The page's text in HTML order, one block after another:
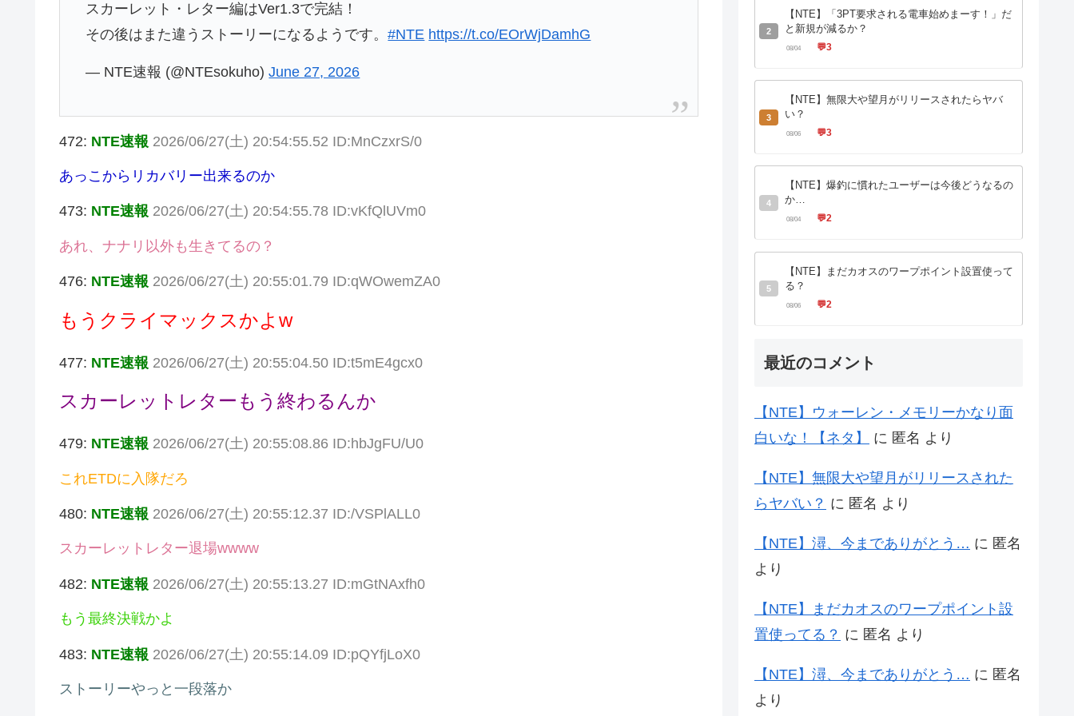
スカーレット・レター編はVer1.3で完結！
その後はまた違うストーリーになるようです。#NTE https://t.co/EOrWjDamhG
— NTE速報 (@NTEsokuho)June 27, 2026
472: NTE速報 2026/06/27(土) 20:54:55.52 ID:MnCzxrS/0
あっこからリカバリー出来るのか
473: NTE速報 2026/06/27(土) 20:54:55.78 ID:vKfQlUVm0
あれ、ナナリ以外も生きてるの？
476: NTE速報 2026/06/27(土) 20:55:01.79 ID:qWOwemZA0
もうクライマックスかよw
477: NTE速報 2026/06/27(土) 20:55:04.50 ID:t5mE4gcx0
スカーレットレターもう終わるんか
479: NTE速報 2026/06/27(土) 20:55:08.86 ID:hbJgFU/U0
これETDに入隊だろ
480: NTE速報 2026/06/27(土) 20:55:12.37 ID:/VSPlALL0
スカーレットレター退場wwww
482: NTE速報 2026/06/27(土) 20:55:13.27 ID:mGtNAxfh0
もう最終決戦かよ
483: NTE速報 2026/06/27(土) 20:55:14.09 ID:pQYfjLoX0
ストーリーやっと一段落か
2
【NTE】「3PT要求される電車始めまーす！」だ
と新規が減るか？
08/04 💬3
3
【NTE】無限大や望月がリリースされたらヤバ
い？
08/06 💬3
4
【NTE】爆釣に慣れたユーザーは今後どうなるの
か…
08/04 💬2
5
【NTE】まだカオスのワープポイント設置使って
る？
08/06 💬2
最近のコメント
【NTE】ウォーレン・メモリーかなり面
白いな！【ネタ】
に 匿名 より
【NTE】無限大や望月がリリースされた
らヤバい？ に 匿名 より
【NTE】潯、今までありがとう… に 匿名
より
【NTE】まだカオスのワープポイント設
置使ってる？ に 匿名 より
【NTE】潯、今までありがとう… に 匿名
より